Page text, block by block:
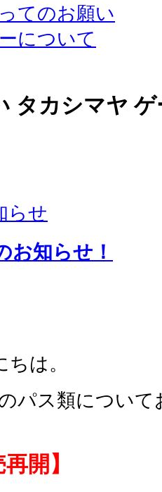
てのお願い
について
タカシマヤ
らせ
お知らせ！
は。
パス類につい
開】